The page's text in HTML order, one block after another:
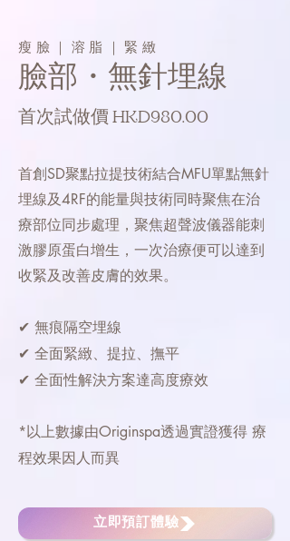
瘦臉｜溶脂｜緊緻
臉部・無針埋線
首次試做價 HKD980.00
首創SD聚點拉提技術結合MFU單點無針
埋線及4RF的能量與技術同時聚焦在治
療部位同步處理，聚焦超聲波儀器能刺
激膠原蛋白增生，一次治療便可以達到
收緊及改善皮膚的效果。
✔ 無痕隔空埋線
✔ 全面緊緻、提拉、撫平
✔ 全面性解決方案達高度療效
*以上數據由Originspa透過實證獲得 療
程效果因人而異
立即預訂體驗